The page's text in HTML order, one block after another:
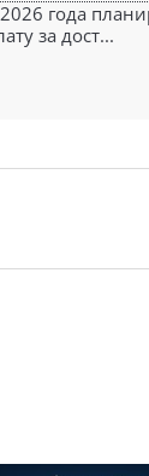
года
за дост...